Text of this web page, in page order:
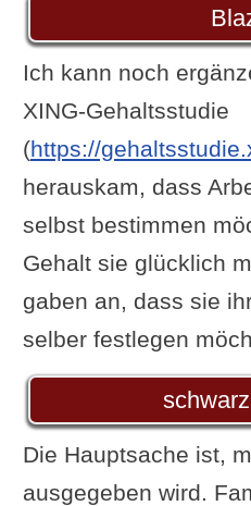
Ich kann noch
XING-Gehaltsstudie
(https://
herauskam, dass
selbst bestimmen
Gehalt sie glücklich
gaben an, dass sie
selber festlegen
Die Hauptsache ist,
ausgegeben wird.